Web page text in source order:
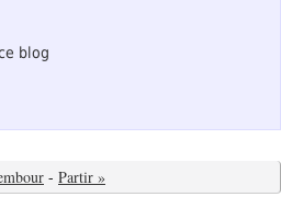
blog
- Partir »